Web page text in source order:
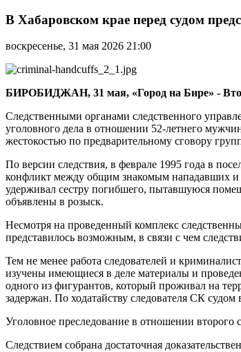
Хабаровском
крае
перед
предстанет
обвиняемый
убийстве,
совершенном
более
года
назад
В Хабаровском крае перед судом
воскресенье, 31 мая 2026 21:00
БИРОБИДЖАН, 31 мая, «Город на Бире» -
Следственными органами следственного
уголовного дела в отношении 52-летнего
жестокостью по предварительному сговору
По версии следствия, в феврале 1995 года в
конфликт между общим знакомым нападавших и
удерживал сестру погибшего, пытавшуюся
объявлены в розыск.
Несмотря на проведенный комплекс
представилось возможным, в связи с чем
Тем не менее работа следователей и
изучены имеющиеся в деле материалы и
одного из фигурантов, который проживал на
задержан. По ходатайству следователя СК
Уголовное преследование в отношении второго
Следствием собрана достаточная